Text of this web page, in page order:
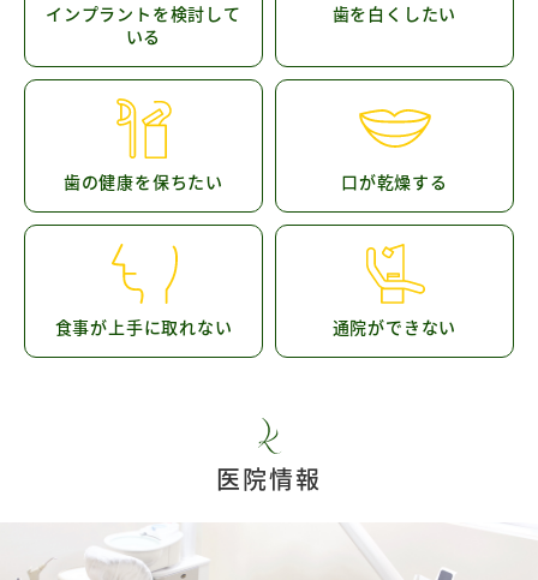
インプラントを検討して
いる
歯を白くしたい
歯の健康を保ちたい 口が乾燥する
食事が上手に取れない 通院ができない
医院情報